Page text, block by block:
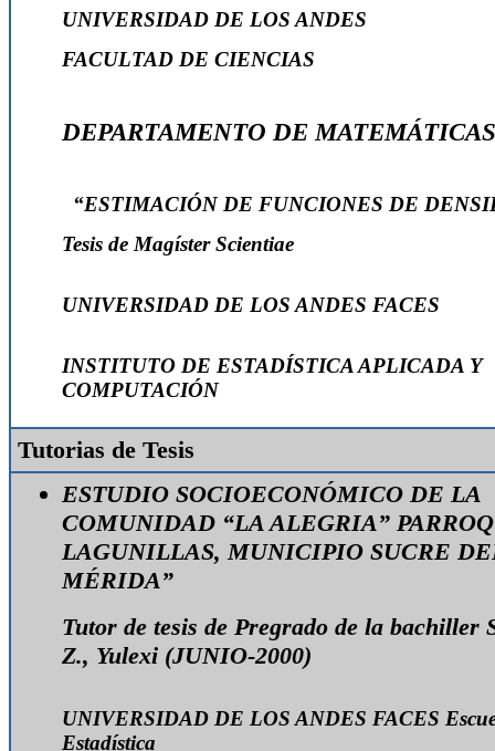
UNIVERSIDAD DE LOS ANDES
FACULTAD DE CIENCIAS
DEPARTAMENTO DE MATEMÁTICAS
“ESTIMACIÓN DE FUNCIONES DE
Tesis de Magíster Scientiae
UNIVERSIDAD DE LOS ANDES FACES
INSTITUTO DE ESTADÍSTICA APLICADA Y
COMPUTACIÓN
Tutorias de Tesis
ESTUDIO SOCIOECONÓMICO DE LA
COMUNIDAD “LA ALEGRIA”
LAGUNILLAS, MUNICIPIO SUCRE
MÉRIDA”
Tutor de tesis de Pregrado de la bachiller
Z., Yulexi (JUNIO-2000)
UNIVERSIDAD DE LOS ANDES FACES
Estadística